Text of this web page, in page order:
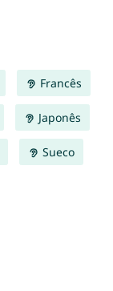
Francês
Japonês
Sueco